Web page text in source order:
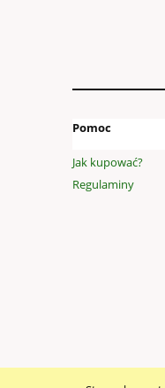
Pomoc
Jak kupować?
Regulaminy